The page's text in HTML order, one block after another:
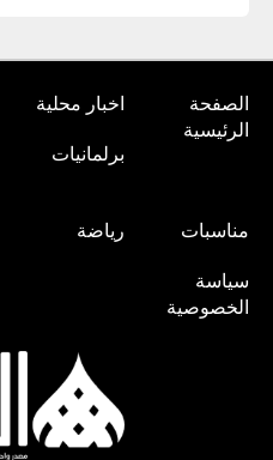
الصفحة
الرئيسية
اخبار محلية
برلمانيات
مناسبات رياضة
سياسة
الخصوصية